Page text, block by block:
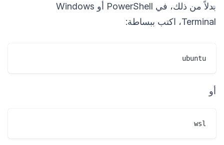
بدلاً من ذلك، في PowerShell أو Windows
Terminal، اكتب ببساطة:
ubuntu
أو
wsl